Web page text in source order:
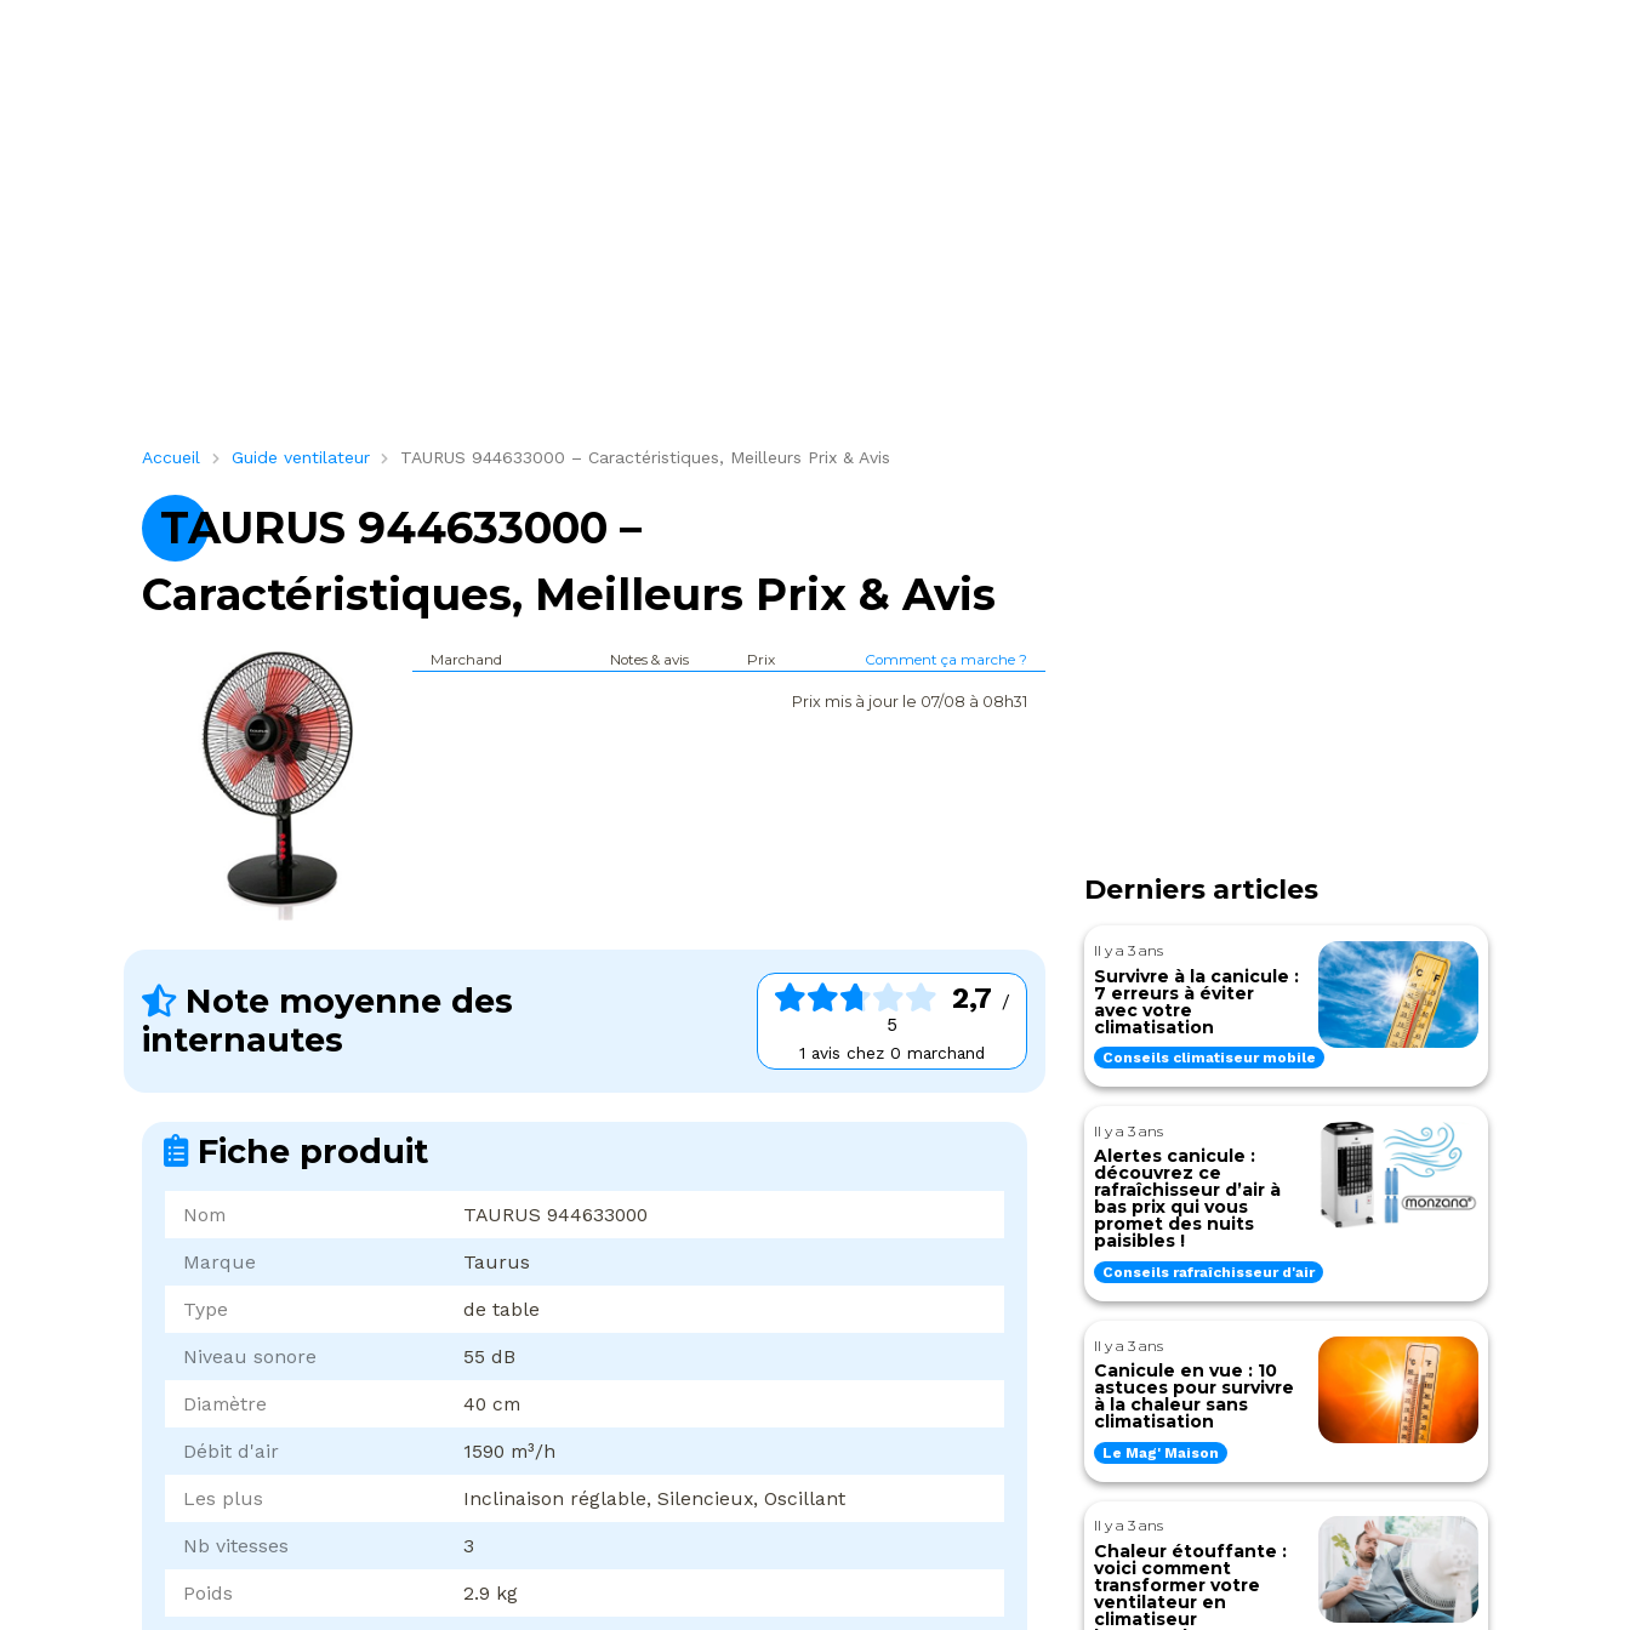
Accueil Guide ventilateur TAURUS 944633000 – Caractéristiques, Meilleurs Prix & Avis
TAURUS 944633000 –
Caractéristiques, Meilleurs Prix & Avis
Marchand Notes & avis Prix Comment ça marche ?
Prix mis à jour le 07/08 à 08h31
Note moyenne des
internautes
2,7 /
5
1 avis chez 0 marchand
Fiche produit
Nom TAURUS 944633000
Marque Taurus
Type de table
Niveau sonore 55 dB
Diamètre 40 cm
Débit d'air 1590 m³/h
Les plus Inclinaison réglable, Silencieux, Oscillant
Nb vitesses 3
Poids 2.9 kg
Derniers articles
Il y a 3 ans
Survivre à la canicule :
7 erreurs à éviter
avec votre
climatisation
Conseils climatiseur mobile
Il y a 3 ans
Alertes canicule :
découvrez ce
rafraîchisseur d’air à
bas prix qui vous
promet des nuits
paisibles !
Conseils rafraîchisseur d'air
Il y a 3 ans
Canicule en vue : 10
astuces pour survivre
à la chaleur sans
climatisation
Le Mag' Maison
Il y a 3 ans
Chaleur étouffante :
voici comment
transformer votre
ventilateur en
climatiseur